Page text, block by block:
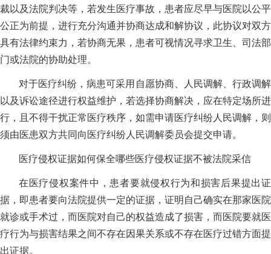
裁以及法院判决等，若发生医疗事故，患者应尽早与医院以公平
公正为前提，进行充分沟通并协商达成和解协议，此协议对双方
具有法律约束力，若协商无果，患者可视情况寻求卫生、司法部
门或法院的协助处理。
对于医疗纠纷，病患可采用自愿协商、人民调解、行政调解
以及诉讼途径进行权益维护，若选择协商解决，应在特定场所进
行，且不得干扰正常医疗秩序，如需申请医疗纠纷人民调解，则
须由医患双方共同向医疗纠纷人民调解委员会提交申请。
医疗侵权证据如何保全哪些医疗侵权证据不被法院采信
在医疗侵权案件中，患者要就侵权行为和损害后果提出证
据，即患者要向法院提供一定的证据，证明自己确实在那家医院
就诊或手术过，而医院对自己的权益造成了损害，而医院要就医
疗行为与损害结果之间不存在因果关系或不存在医疗过错方面提
出证据。